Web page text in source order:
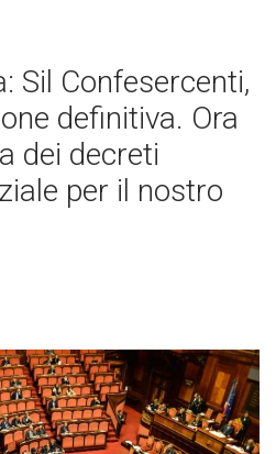
Sil Confesercenti,
definitiva. Ora
dei decreti
per il nostro